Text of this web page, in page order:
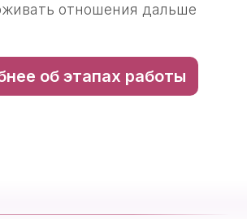
отношения дальше
об этапах работы